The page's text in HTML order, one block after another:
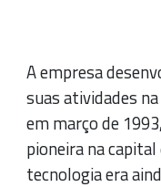
A empresa
suas atividades
em março de
pioneira na capital
tecnologia era